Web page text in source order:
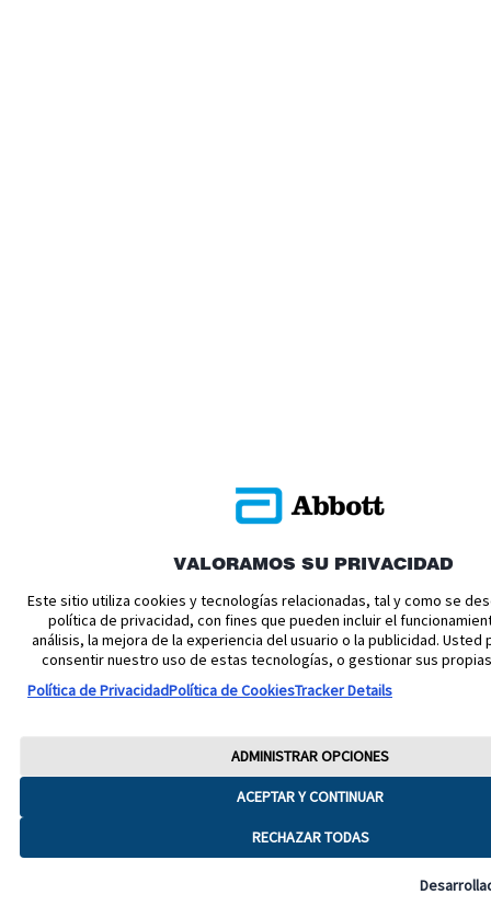
VALORAMOS SU PRIVACIDAD
Este sitio utiliza cookies y tecnologías relacionadas, tal y como se
política de privacidad, con fines que pueden incluir el
análisis, la mejora de la experiencia del usuario o la publicidad.
consentir nuestro uso de estas tecnologías, o gestionar sus
Política de PrivacidadPolítica de CookiesTracker Details
ACEPTAR Y CONTINUAR
RECHAZAR TODAS
ADMINISTRAR OPCIONES